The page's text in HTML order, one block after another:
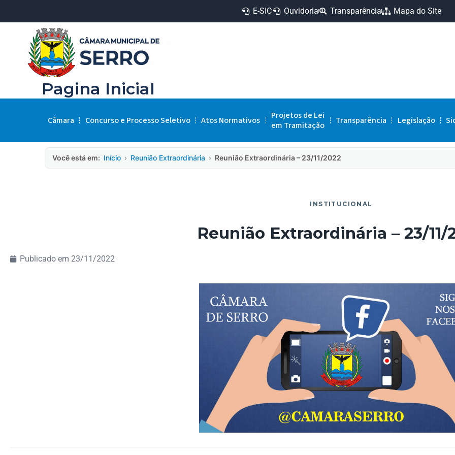
E-SIC Ouvidoria Transparência Mapa do Site
Pagina Inicial
Câmara Concurso e Processo Seletivo Atos Normativos
Projetos de Lei
em Tramitação
Transparência Legislação
Você está em: Início › Reunião Extraordinária › Reunião Extraordinária – 23/11/2022
INSTITUCIONAL
Reunião Extraordinária – 23/11/
Publicado em 23/11/2022